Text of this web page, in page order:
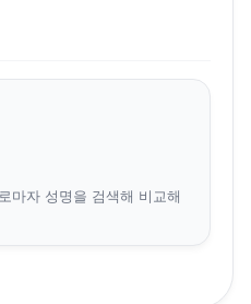
마자 성명을 검색해 비교해